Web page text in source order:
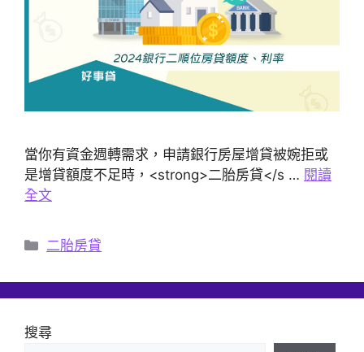
當你有資金週轉需求，申請銀行房屋增貸被婉拒或
是增貸額度不足時，<strong>二胎房貸</s … 閱讀
全文
分
二胎房貸
搜尋